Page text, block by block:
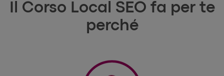
Il Corso Local SEO fa per te
perché